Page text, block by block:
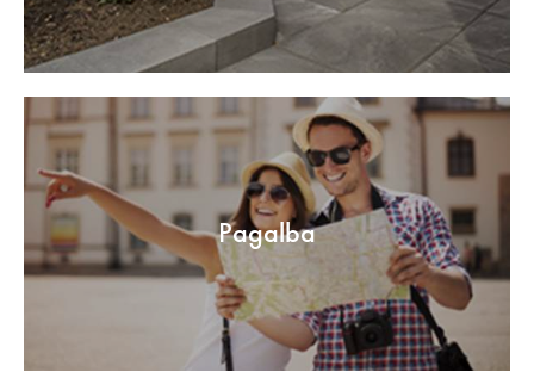
Pagalba